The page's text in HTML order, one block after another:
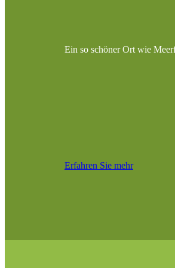
Ein so schöner Ort wie
Erfahren Sie mehr